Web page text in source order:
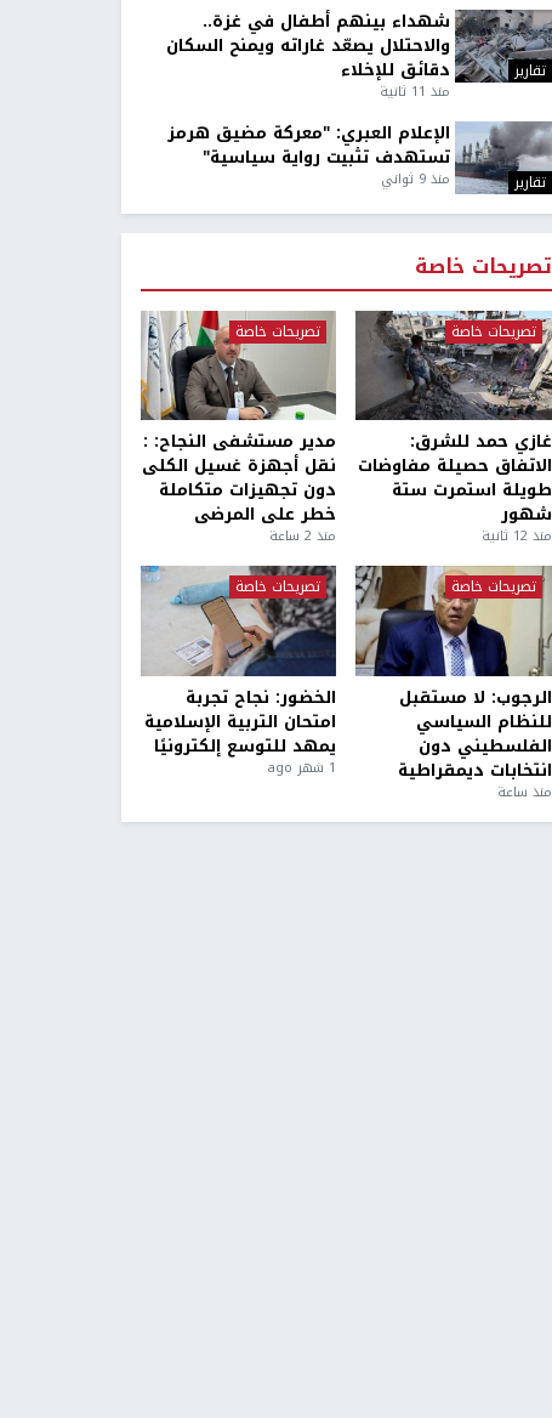
تقارير
شهداء بينهم أطفال في غزة..
والاحتلال يصعّد غاراته ويمنح السكان
دقائق للإخلاء
منذ 11 ثانية
تقارير
الإعلام العبري: "معركة مضيق هرمز
تستهدف تثبيت رواية سياسية"
منذ 9 ثواني
تصريحات خاصة
تصريحات خاصة
غازي حمد للشرق:
الاتفاق حصيلة مفاوضات
طويلة استمرت ستة
شهور
منذ 12 ثانية
تصريحات خاصة
مدير مستشفى النجاح: :
نقل أجهزة غسيل الكلى
دون تجهيزات متكاملة
خطر على المرضى
منذ 2 ساعة
تصريحات خاصة
الرجوب: لا مستقبل
للنظام السياسي
الفلسطيني دون
انتخابات ديمقراطية
منذ ساعة
تصريحات خاصة
الخضور: نجاح تجربة
امتحان التربية الإسلامية
يمهد للتوسع إلكترونيًا
1 شهر ago